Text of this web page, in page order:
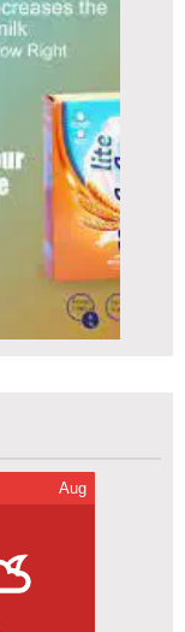
Aug